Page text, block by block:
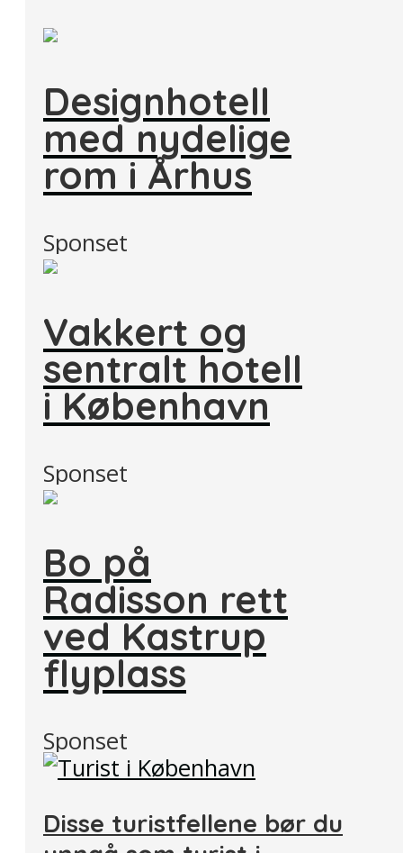
Designhotell
med nydelige
rom i Århus
Sponset
Vakkert og
sentralt hotell
i København
Sponset
Bo på
Radisson rett
ved Kastrup
flyplass
Sponset
Disse turistfellene bør du